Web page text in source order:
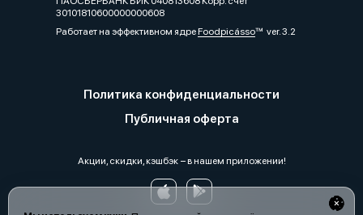
30101810600000000608
Работает на эффективном ядреFoodpicássover. 3.2
Политика конфиденциальности
Публичная оферта
Акции, скидки, кэшбэк − в нашем приложении!